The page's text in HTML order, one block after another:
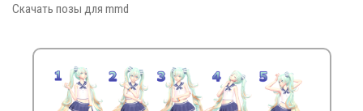
При чихании и кашле прикрывайте рот и нос
Старайтесь не трогать руками глаза, нос и рот — это
входные ворота для вируса.
Держитесь на расстоянии от людей с кашлем,
Скачать позы для mmd